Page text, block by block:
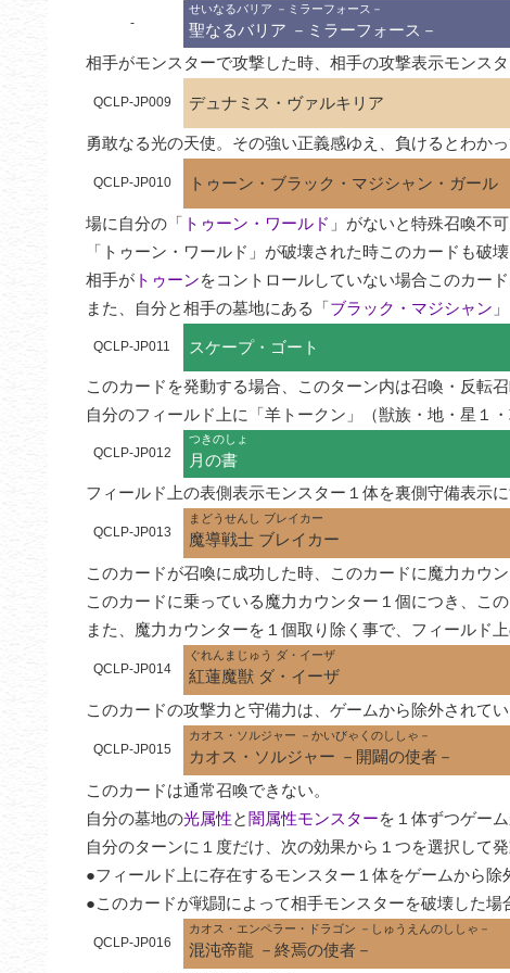
-
せいなるバリア －ミラーフォース－
聖なるバリア －ミラーフォース－
相手がモンスターで攻撃した時、相手の攻撃表示モンス
QCLP-JP009 デュナミス・ヴァルキリア
勇敢なる光の天使。その強い正義感ゆえ、負けるとわか
QCLP-JP010 トゥーン・ブラック・マジシャン・ガール
場に自分の「 トゥーン・ワールド 」がないと特殊召喚不可
「トゥーン・ワールド」が破壊された時このカードも破壊
相手が トゥーンをコントロールしていない場合このカー
また、自分と相手の墓地にある「 ブラック・マジシャン
QCLP-JP011 スケープ・ゴート
このカードを発動する場合、このターン内は召喚・反転
自分のフィールド上に「羊トークン」（獣族・地・星１
QCLP-JP012
つきのしょ
月の書
フィールド上の表側表示モンスター１体を裏側守備表示に
QCLP-JP013
まどうせんし ブレイカー
魔導戦士 ブレイカー
このカードが召喚に成功した時、このカードに魔力カウ
このカードに乗っている魔力カウンター１個につき、こ
また、魔力カウンターを１個取り除く事で、フィールド
QCLP-JP014
ぐれんまじゅう ダ・イーザ
紅蓮魔獣 ダ・イーザ
このカードの攻撃力と守備力は、ゲームから除外されて
QCLP-JP015
カオス・ソルジャー －かいびゃくのししゃ－
カオス・ソルジャー －開闢の使者－
このカードは通常召喚できない。
自分の墓地の光属性と 闇属性モンスターを１体ずつゲー
自分のターンに１度だけ、次の効果から１つを選択して発
●フィールド上に存在するモンスター１体をゲームから
●このカードが戦闘によって相手モンスターを破壊した場
QCLP-JP016
カオス・エンペラー・ドラゴン －しゅうえんのししゃ－
混沌帝龍 －終焉の使者－